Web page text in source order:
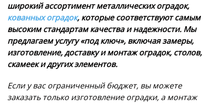
широкий ассортимент металлических оградок,
кованных оградок, которые соответствуют самым
высоким стандартам качества и надежности. Мы
предлагаем услугу «под ключ», включая замеры,
изготовление, доставку и монтаж оградок, столов,
скамеек и других элементов.
Если у вас ограниченный бюджет, вы можете
заказать только изготовление оградки, а монтаж